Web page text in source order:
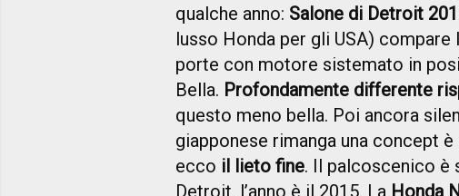
qualche anno: Salone di Detroit
lusso Honda per gli USA) compare
porte con motore sistemato in
Bella. Profondamente differente
questo meno bella. Poi ancora
giapponese rimanga una concept
ecco il lieto fine. Il palcoscenico è
Detroit, l’anno è il 2015. La Honda